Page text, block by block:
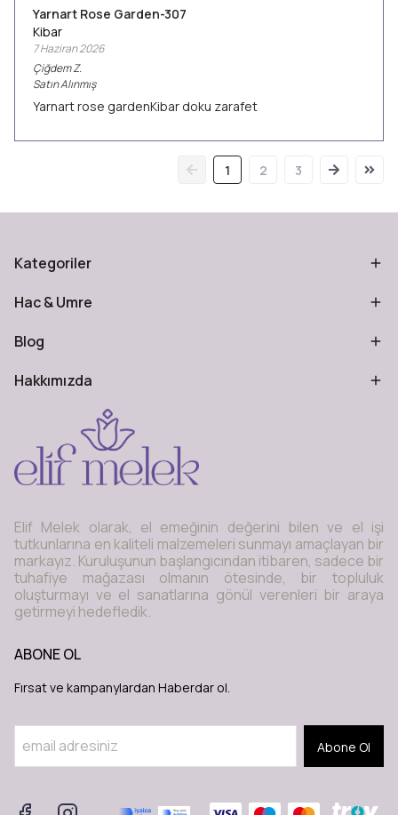
Yarnart Rose Garden-307
Kibar
7 Haziran 2026
ÇiğdemZ.
Satın Alınmış
Yarnart rose gardenKibar doku zarafet
1 2 3
Kategoriler
Hac & Umre
Blog
Hakkımızda
Elif Melek olarak, el emeğinin değerini bilen ve el işi
tutkunlarına en kaliteli malzemeleri sunmayı amaçlayan bir
markayız. Kuruluşunun başlangıcından itibaren, sadece bir
tuhafiye mağazası olmanın ötesinde, bir topluluk
oluşturmayı ve el sanatlarına gönül verenleri bir araya
getirmeyi hedefledik.
ABONE OL
Fırsat ve kampanylardan Haberdar ol.
Abone Ol